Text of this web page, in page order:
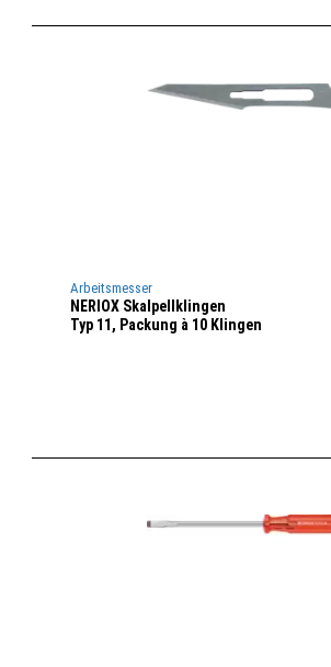
Arbeitsmesser
NERIOX Skalpellklingen
Typ 11, Packung à 10 Klingen